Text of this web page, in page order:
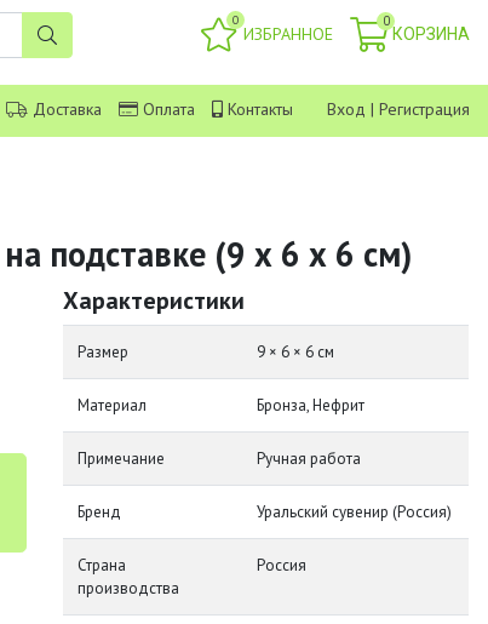
0
ИЗБРАННОЕ
0
КОРЗИНА
Доставка Оплата Контакты Вход | Регистрация
подставке (9 х 6 х 6 см)
Характеристики
Размер 9 × 6 × 6 см
Материал Бронза, Нефрит
Примечание Ручная работа
Бренд Уральский сувенир (Россия)
Страна
производства
Россия